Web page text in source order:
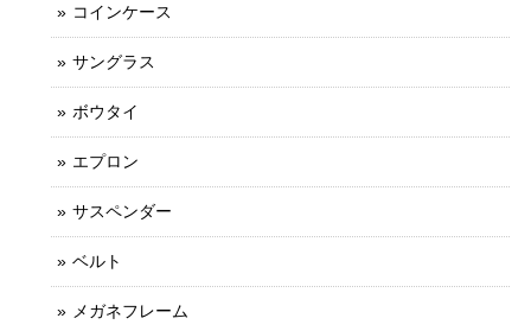
コインケース
サングラス
ボウタイ
エプロン
サスペンダー
ベルト
メガネフレーム